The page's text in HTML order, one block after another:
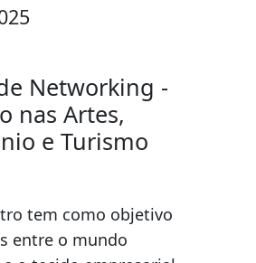
Networking -
nas Artes,
e Turismo
tem como objetivo
entre o mundo